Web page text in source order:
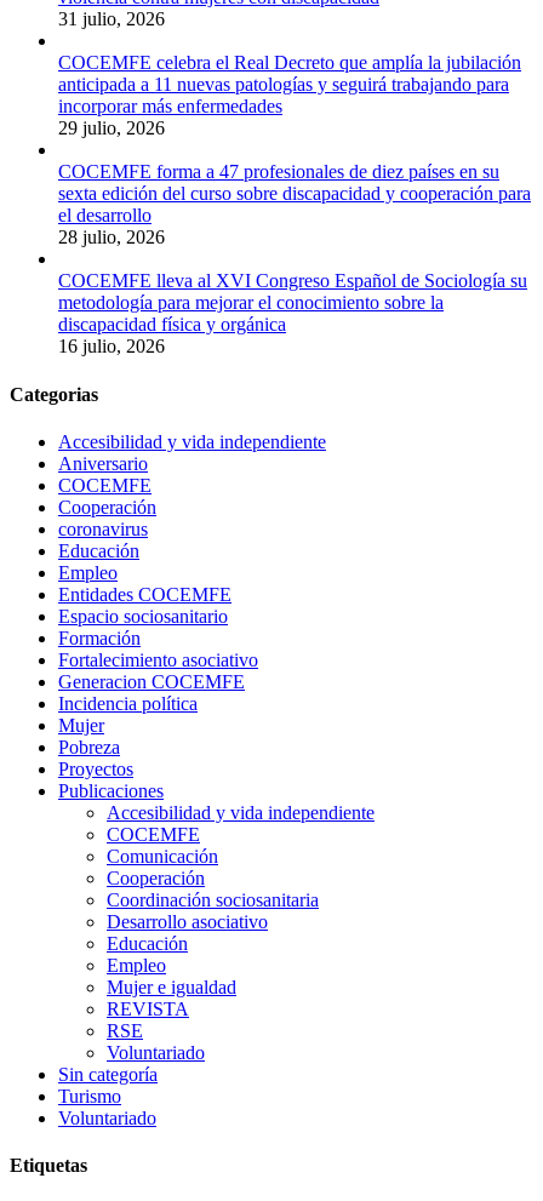
31 julio, 2026
COCEMFE celebra el Real Decreto que amplía la jubilación
anticipada a 11 nuevas patologías y seguirá trabajando para
incorporar más enfermedades
29 julio, 2026
COCEMFE forma a 47 profesionales de diez países en su
sexta edición del curso sobre discapacidad y cooperación para
el desarrollo
28 julio, 2026
COCEMFE lleva al XVI Congreso Español de Sociología su
metodología para mejorar el conocimiento sobre la
discapacidad física y orgánica
16 julio, 2026
Categorias
Accesibilidad y vida independiente
Aniversario
COCEMFE
Cooperación
coronavirus
Educación
Empleo
Entidades COCEMFE
Espacio sociosanitario
Formación
Fortalecimiento asociativo
Generacion COCEMFE
Incidencia política
Mujer
Pobreza
Proyectos
Publicaciones
Accesibilidad y vida independiente
COCEMFE
Comunicación
Cooperación
Coordinación sociosanitaria
Desarrollo asociativo
Educación
Empleo
Mujer e igualdad
REVISTA
RSE
Voluntariado
Sin categoría
Turismo
Voluntariado
Etiquetas